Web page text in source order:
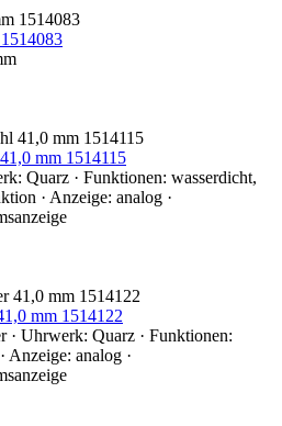
mm 1514115
Quarz · Funktionen: wasserdicht,
· Anzeige: analog ·
mm 1514122
· Uhrwerk: Quarz · Funktionen:
Anzeige: analog ·